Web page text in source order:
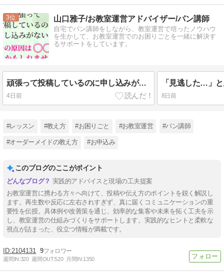
3 山口雅子/お教室運営アドバイザー/パン講師
自宅でパン講師をしながら、教室運営で培ったノウハウ
を生かして、お教室運営でのお困りごとを一緒に解決す
るサポートをしています。
頑張って投稿しているのに申し込みがない…その原因は「〇〇」かもしれません
4日前 8日前
#レッスン #教え方 #お困りごと #お教室運営 #パン講師
#オーダーメイドの教え方 #お申込み
このブログのここがポイント
実践的アドバイスと現場の工夫提案
お教室運営に携わる方々へ向けて、投稿や伝え方のポイントを鋭く解説し
ます。再生数や反応に左右されすぎず、真に届くコミュニケーションの重
要性を伝授。具体例や改善策を通じ、効率的な集客や未来を拓く工夫を示
し、教室運営の仕組みづくりをサポートします。実践的なヒントと柔軟な
視点が詰まった、役立つ情報が満載です。
2104131 9
週間IN:320 週間OUT:520 月間IN:1350